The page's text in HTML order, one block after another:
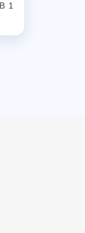
1